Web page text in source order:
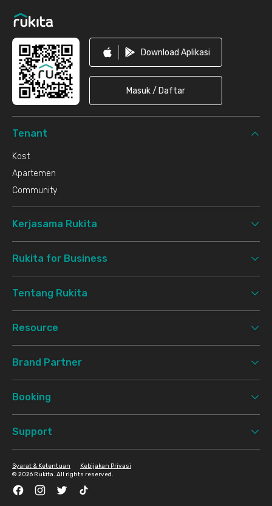
Download Aplikasi
Masuk / Daftar
Tenant
Kost
Apartemen
Community
Kerjasama Rukita
Rukita for Business
Tentang Rukita
Resource
Brand Partner
Booking
Support
© 2026 Rukita. All rights reserved.
Syarat & Ketentuan Kebijakan Privasi
FacebookInstagramTwitter TikTok